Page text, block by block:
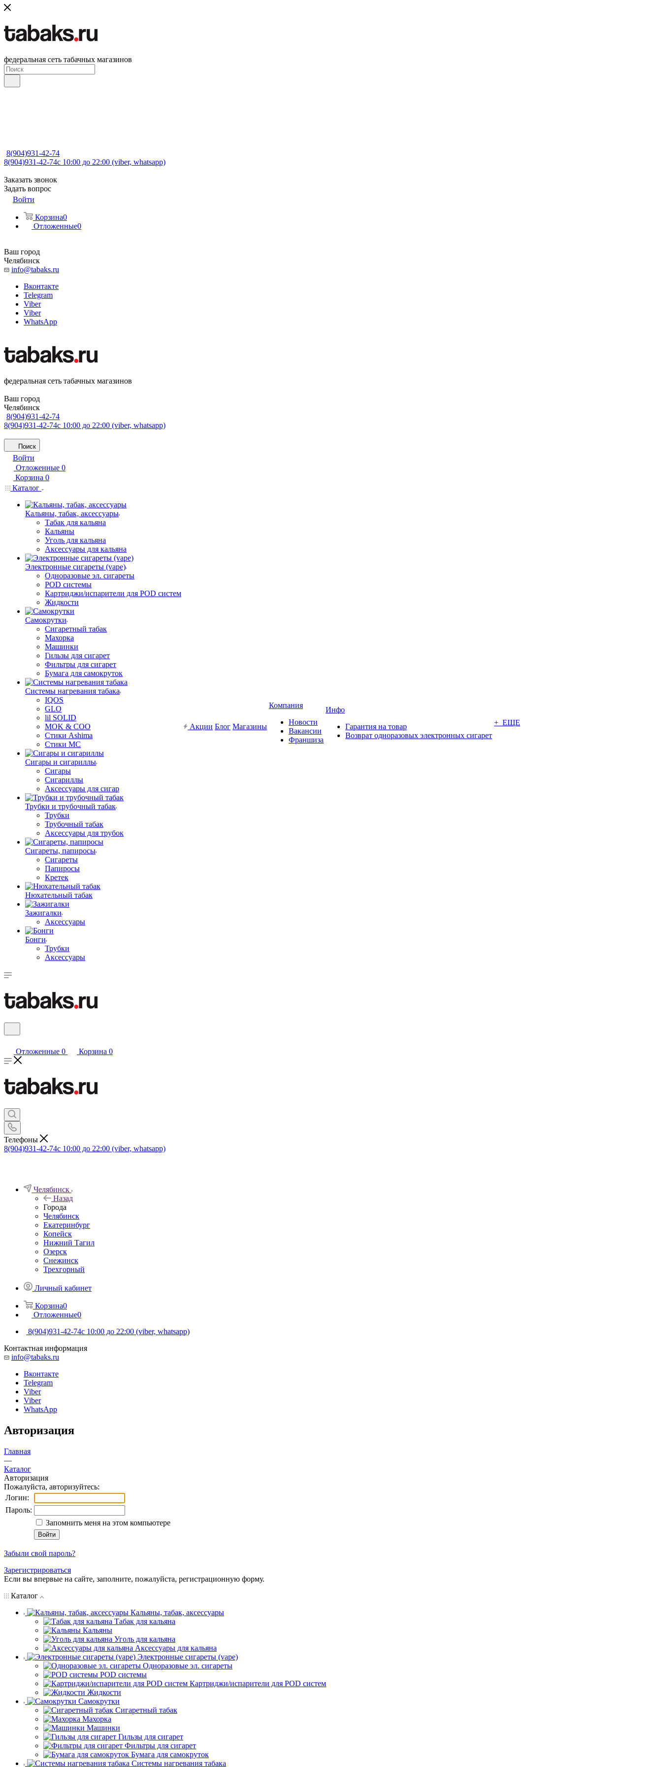
федеральная сеть табачных магазинов
8(904)931-42-74
8(904)931-42-74с 10:00 до 22:00 (viber, whatsapp)
Заказать звонок
Задать вопрос
Войти
Корзина0
Отложенные0
Ваш город
Челябинск
info@tabaks.ru
Вконтакте
Telegram
Viber
Viber
WhatsApp
федеральная сеть табачных магазинов
Ваш город
Челябинск
8(904)931-42-74
8(904)931-42-74с 10:00 до 22:00 (viber, whatsapp)
Поиск
Войти
Отложенные 0
Корзина 0
Каталог
Кальяны, табак, аксессуары
Табак для кальяна
Кальяны
Уголь для кальяна
Аксессуары для кальяна
Электронные сигареты (vape)
Одноразовые эл. сигареты
POD системы
Картриджи/испарители для POD систем
Жидкости
Самокрутки
Сигаретный табак
Махорка
Машинки
Гильзы для сигарет
Фильтры для сигарет
Бумага для самокруток
Системы нагревания табака
IQOS
GLO
lil SOLID
MOK & COO
Стики Ashima
Стики MC
Сигары и сигариллы
Сигары
Сигариллы
Аксессуары для сигар
Трубки и трубочный табак
Трубки
Трубочный табак
Аксессуары для трубок
Сигареты, папиросы
Сигареты
Папиросы
Кретек
Нюхательный табак
Зажигалки
Аксессуары
Бонги
Трубки
Аксессуары
Акции Блог Магазины
Компания
Новости
Вакансии
Франшиза
Инфо
Гарантия на товар
Возврат одноразовых электронных сигарет
+ ЕЩЕ
Отложенные 0 Корзина 0
Телефоны
8(904)931-42-74с 10:00 до 22:00 (viber, whatsapp)
Челябинск
Назад
Города
Челябинск
Екатеринбург
Копейск
Нижний Тагил
Озерск
Снежинск
Трехгорный
Личный кабинет
Корзина0
Отложенные0
8(904)931-42-74с 10:00 до 22:00 (viber, whatsapp)
Контактная информация
info@tabaks.ru
Вконтакте
Telegram
Viber
Viber
WhatsApp
Авторизация
Главная
—
Каталог
Авторизация
Пожалуйста, авторизуйтесь:
Логин:
Пароль:
Запомнить меня на этом компьютере
Забыли свой пароль?
Зарегистрироваться
Если вы впервые на сайте, заполните, пожалуйста, регистрационную форму.
Каталог
Кальяны, табак, аксессуары
Табак для кальяна
Кальяны
Уголь для кальяна
Аксессуары для кальяна
Электронные сигареты (vape)
Одноразовые эл. сигареты
POD системы
Картриджи/испарители для POD систем
Жидкости
Самокрутки
Сигаретный табак
Махорка
Машинки
Гильзы для сигарет
Фильтры для сигарет
Бумага для самокруток
Системы нагревания табака